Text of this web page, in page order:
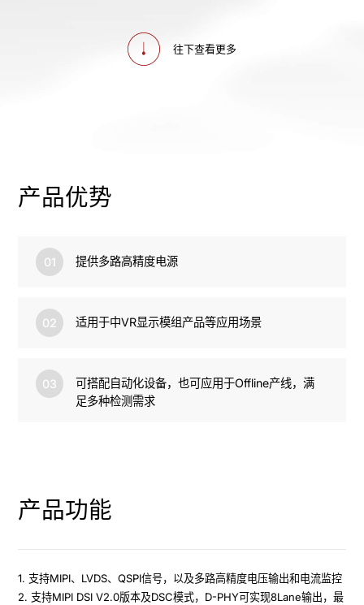
往下查看更多
产品优势
01 提供多路高精度电源
02 适用于中VR显示模组产品等应用场景
03
可搭配自动化设备，也可应用于Offline产线，满
足多种检测需求
产品功能
1. 支持MIPI、LVDS、QSPI信号，以及多路高精度电压输出和电流监控
2. 支持MIPI DSI V2.0版本及DSC模式，D-PHY可实现8Lane输出，最